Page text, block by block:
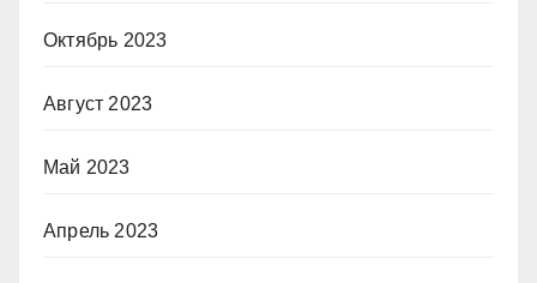
Октябрь 2023
Август 2023
Май 2023
Апрель 2023